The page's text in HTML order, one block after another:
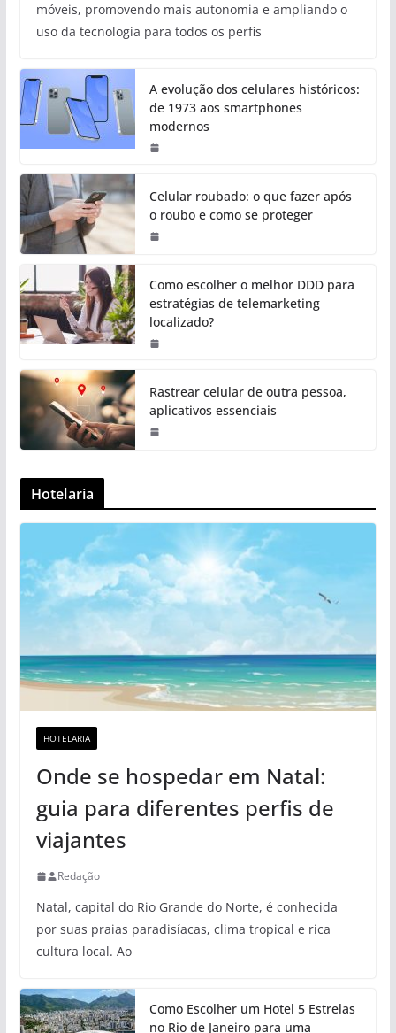
móveis, promovendo mais autonomia e ampliando o
uso da tecnologia para todos os perfis
A evolução dos celulares históricos:
de 1973 aos smartphones
modernos
Celular roubado: o que fazer após
o roubo e como se proteger
Como escolher o melhor DDD para
estratégias de telemarketing
localizado?
Rastrear celular de outra pessoa,
aplicativos essenciais
Hotelaria
HOTELARIA
Onde se hospedar em Natal:
guia para diferentes perfis de
viajantes
Redação
Natal, capital do Rio Grande do Norte, é conhecida
por suas praias paradisíacas, clima tropical e rica
cultura local. Ao
Como Escolher um Hotel 5 Estrelas
no Rio de Janeiro para uma